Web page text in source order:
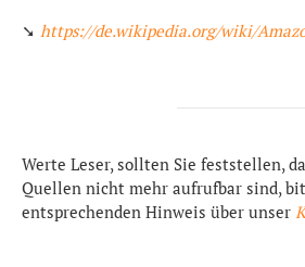
➘ https://de.wikipedia.org/wiki/
Werte Leser, sollten Sie feststellen,
Quellen nicht mehr aufrufbar sind,
entsprechenden Hinweis über unser